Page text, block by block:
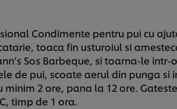
Condimente pentru pui cu
toaca fin usturoiul si
Sos Barbeque, si toarna-le
de pui, scoate aerul din punga si
2 ore, pana la 12 ore.
timp de 1 ora.